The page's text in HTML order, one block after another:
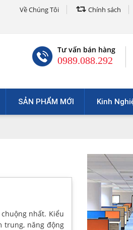
Về Chúng Tôi Chính sách
Tư vấn bán hàng
0989.088.292
SẢN PHẨM MỚI Kinh
nhất. Kiểu
trung, năng động